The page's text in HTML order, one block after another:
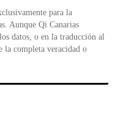
para la
Aunque Qi Canarias
datos, o en la traducción al
la completa veracidad o